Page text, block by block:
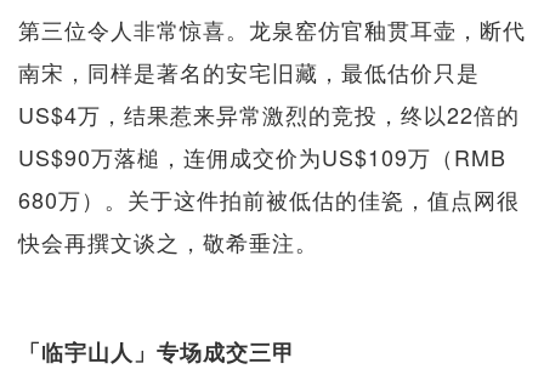
第三位令人非常惊喜。龙泉窑仿官釉贯耳壶，断代
南宋，同样是著名的安宅旧藏，最低估价只是
US$4万，结果惹来异常激烈的竞投，终以22倍的
US$90万落槌，连佣成交价为US$109万（RMB
680万）。关于这件拍前被低估的佳瓷，值点网很
快会再撰文谈之，敬希垂注。
「临宇山人」专场成交三甲